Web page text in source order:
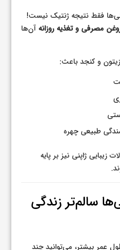
فقط نتیجه ژنتیک نیست!
مصرفی و تغذیه روزانه آن‌ها
و کنجد باعث:
طبیعی چهره
ژاپنی نیز بر پایه
سالم‌تر زندگی
عمر بیشتر، می‌توانید چند